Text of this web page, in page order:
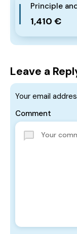
Principle
1,410 €
Leave a
Your email
Comment